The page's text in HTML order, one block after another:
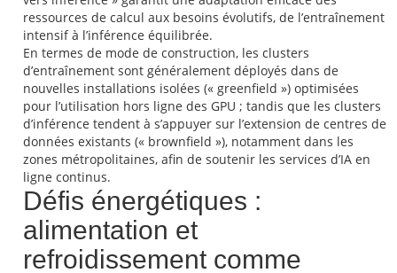
ressources de calcul aux besoins évolutifs, de l’entraînement
intensif à l’inférence équilibrée.
En termes de mode de construction, les clusters
d’entraînement sont généralement déployés dans de
nouvelles installations isolées (« greenfield ») optimisées
pour l’utilisation hors ligne des GPU ; tandis que les clusters
d’inférence tendent à s’appuyer sur l’extension de centres de
données existants (« brownfield »), notamment dans les
zones métropolitaines, afin de soutenir les services d’IA en
ligne continus.
Défis énergétiques :
alimentation et
refroidissement comme